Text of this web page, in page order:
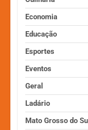
Economia
Educação
Esportes
Eventos
Geral
Ladário
Mato Grosso do Sul